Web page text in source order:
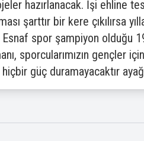
hazırlanacak. İşi ehline
şarttır bir kere çıkılırsa
spor şampiyon olduğu
sporcularımızın gençler
güç duramayacaktır